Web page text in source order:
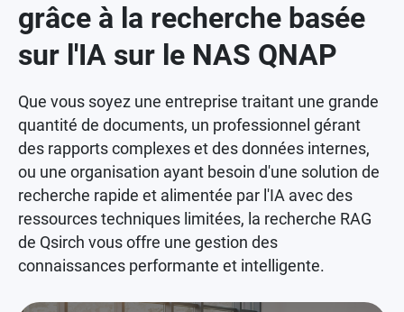
grâce à la recherche basée
sur l'IA sur le NAS QNAP
Que vous soyez une entreprise traitant une grande
quantité de documents, un professionnel gérant
des rapports complexes et des données internes,
ou une organisation ayant besoin d'une solution de
recherche rapide et alimentée par l'IA avec des
ressources techniques limitées, la recherche RAG
de Qsirch vous offre une gestion des
connaissances performante et intelligente.